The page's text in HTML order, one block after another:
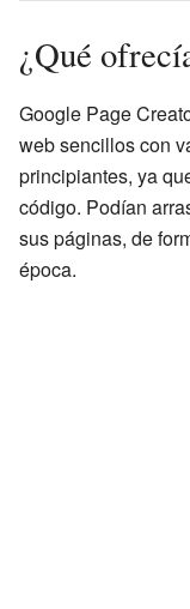
¿Qué
Google Page
web sencillos con
principiantes, ya
código. Podían
sus páginas, de
época.